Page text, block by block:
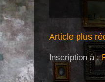
Article plus
Inscription à :